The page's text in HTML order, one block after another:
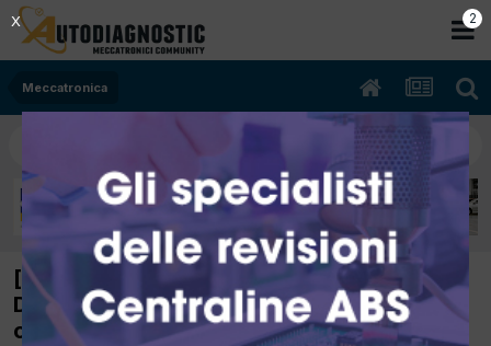
Meccatronica
[citroen c5 09/2012 1997cc RHH 120Kw
Diesel] problema sospensioni anteriori
citroen c5
2
X